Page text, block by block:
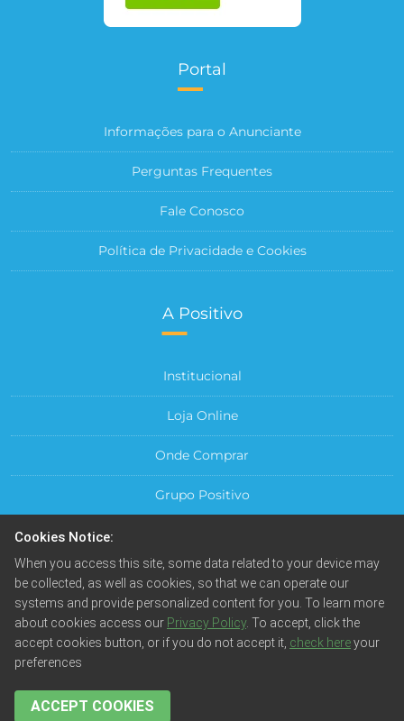
Portal
Informações para o Anunciante
Perguntas Frequentes
Fale Conosco
Política de Privacidade e Cookies
A Positivo
Institucional
Loja Online
Onde Comprar
Grupo Positivo
Central do Cliente
Lei da Informática.
Cookies Notice:
When you access this site, some data related to your device may
be collected, as well as cookies, so that we can operate our
systems and provide personalized content for you. To learn more
about cookies access our Privacy Policy. To accept, click the
accept cookies button, or if you do not accept it, check hereyour
preferences
ACCEPT COOKIES